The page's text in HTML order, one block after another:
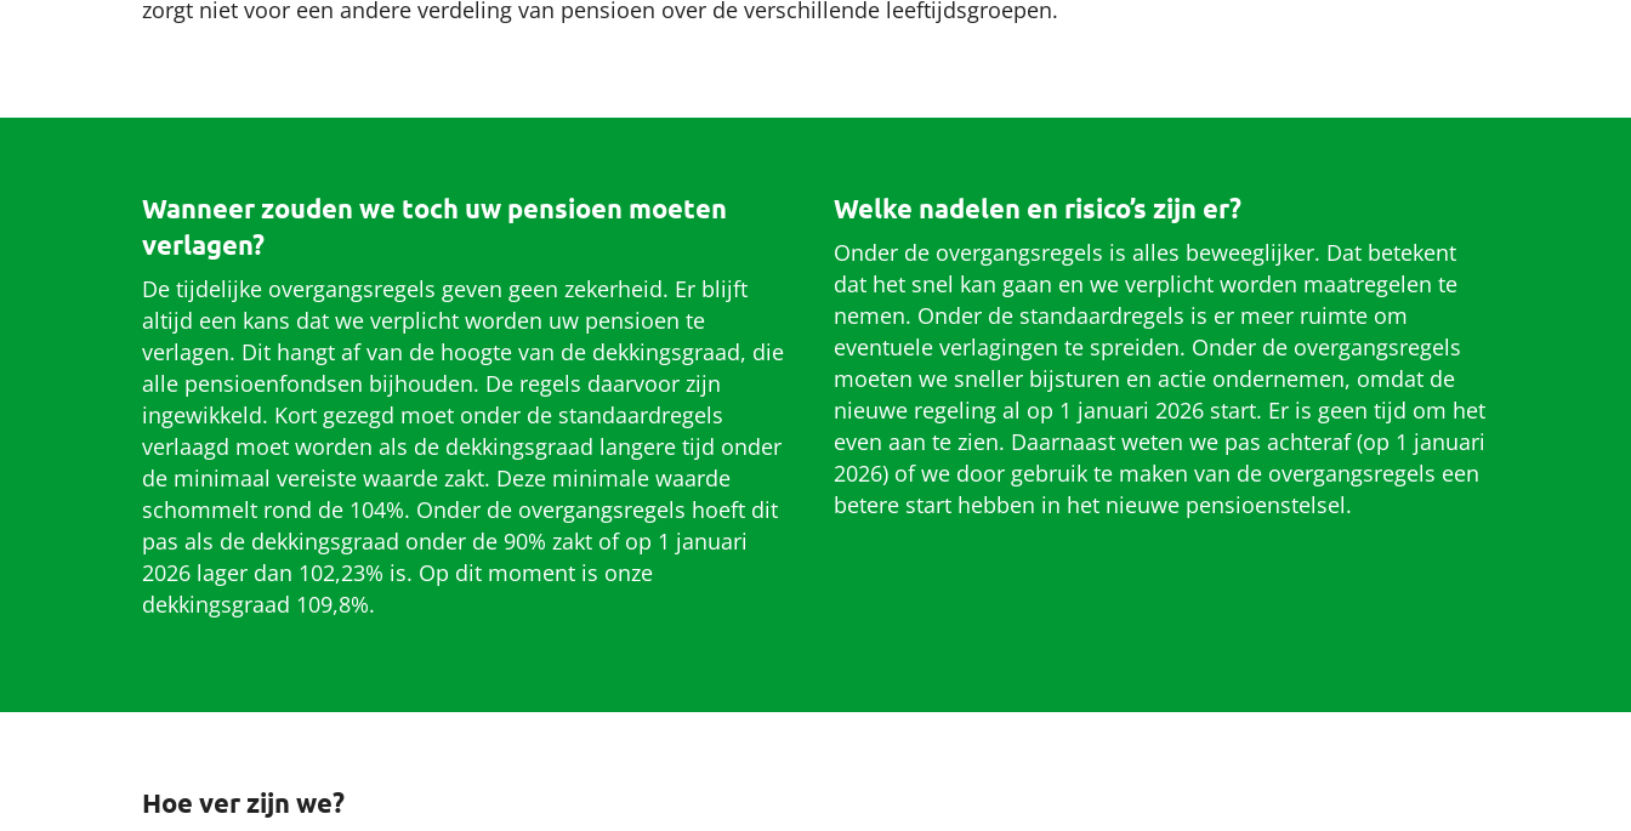
zorgt niet voor een andere verdeling van pensioen over de verschillende leeftijdsgroepen.
Wanneer zouden we toch uw pensioen moeten
verlagen?
De tijdelijke overgangsregels geven geen zekerheid. Er blijft
altijd een kans dat we verplicht worden uw pensioen te
verlagen. Dit hangt af van de hoogte van de dekkingsgraad, die
alle pensioenfondsen bijhouden. De regels daarvoor zijn
ingewikkeld. Kort gezegd moet onder de standaardregels
verlaagd moet worden als de dekkingsgraad langere tijd onder
de minimaal vereiste waarde zakt. Deze minimale waarde
schommelt rond de 104%. Onder de overgangsregels hoeft dit
pas als de dekkingsgraad onder de 90% zakt of op 1 januari
2026 lager dan 102,23% is. Op dit moment is onze
dekkingsgraad 109,8%.
Welke nadelen en risico’s zijn er?
Onder de overgangsregels is alles beweeglijker. Dat betekent
dat het snel kan gaan en we verplicht worden maatregelen te
nemen. Onder de standaardregels is er meer ruimte om
eventuele verlagingen te spreiden. Onder de overgangsregels
moeten we sneller bijsturen en actie ondernemen, omdat de
nieuwe regeling al op 1 januari 2026 start. Er is geen tijd om het
even aan te zien. Daarnaast weten we pas achteraf (op 1 januari
2026) of we door gebruik te maken van de overgangsregels een
betere start hebben in het nieuwe pensioenstelsel.
Hoe ver zijn we?